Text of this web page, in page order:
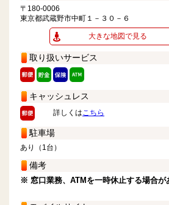
〒180-0006
東京都武蔵野市中町１－３０－６
大きな地図で見る
取り扱いサービス
キャッシュレス
詳しくはこちら
駐車場
あり（1台）
備考
※ 窓口業務、ATMを一時休止する場合が